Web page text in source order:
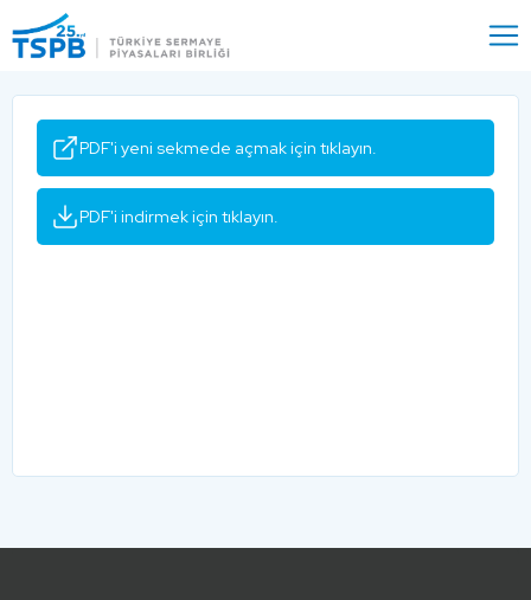
Close
PDF'i yeni sekmede açmak için tıklayın.
PDF'i indirmek için tıklayın.